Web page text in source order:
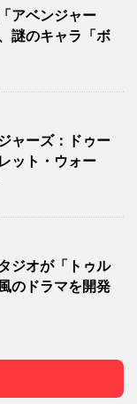
アベンジャー
謎のキャラ「ボ
ャーズ：ドゥー
ット・ウォー
ジオが「トゥル
のドラマを開発